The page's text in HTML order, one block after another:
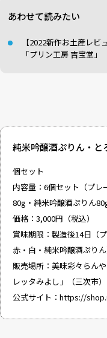
あわせて読みたい
【2022新作お土産レ
「プリン工房 吉宝堂」
純米吟醸酒ぷりん・と
個セット
内容量：6個セット（プレ
80g・純米吟醸酒ぷりん80g
価格：3,000円（税込）
賞味期限：製造後14日（
赤・白・純米吟醸酒ぷりん
販売場所：美味彩々らん
レッタみよし」（三次市）
公式サイト： https://